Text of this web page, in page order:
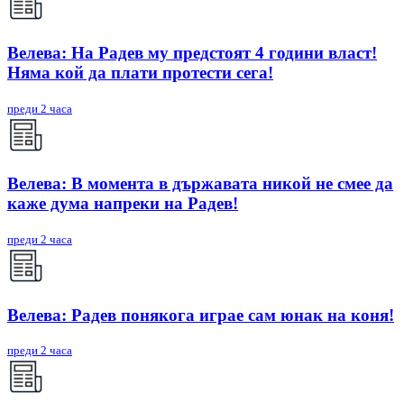
Велева: На Радев му предстоят 4 години власт!
Няма кой да плати протести сега!
преди 2 часа
Велева: В момента в държавата никой не смее да
каже дума напреки на Радев!
преди 2 часа
Велева: Радев понякога играе сам юнак на коня!
преди 2 часа